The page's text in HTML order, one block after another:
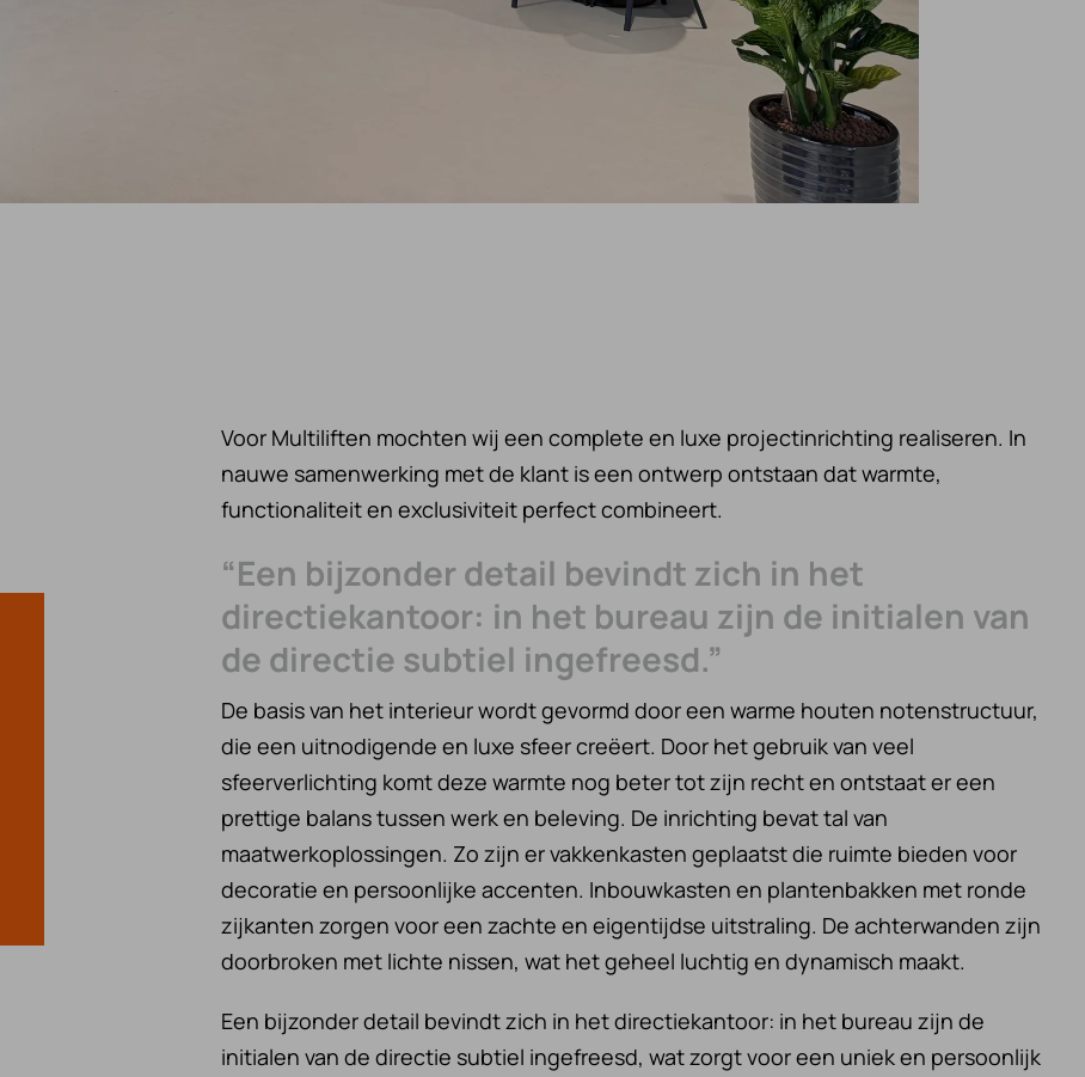
Voor Multiliften mochten wij een complete en luxe projectinrichting realiseren. In
nauwe samenwerking met de klant is een ontwerp ontstaan dat warmte,
functionaliteit en exclusiviteit perfect combineert.
“Een bijzonder detail bevindt zich in het
directiekantoor: in het bureau zijn de initialen van
de directie subtiel ingefreesd.”
De basis van het interieur wordt gevormd door een warme houten notenstructuur,
die een uitnodigende en luxe sfeer creëert. Door het gebruik van veel
sfeerverlichting komt deze warmte nog beter tot zijn recht en ontstaat er een
prettige balans tussen werk en beleving. De inrichting bevat tal van
maatwerkoplossingen. Zo zijn er vakkenkasten geplaatst die ruimte bieden voor
decoratie en persoonlijke accenten. Inbouwkasten en plantenbakken met ronde
zijkanten zorgen voor een zachte en eigentijdse uitstraling. De achterwanden zijn
doorbroken met lichte nissen, wat het geheel luchtig en dynamisch maakt.
Een bijzonder detail bevindt zich in het directiekantoor: in het bureau zijn de
initialen van de directie subtiel ingefreesd, wat zorgt voor een uniek en persoonlijk